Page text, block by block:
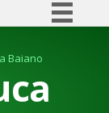
BR
Baiano